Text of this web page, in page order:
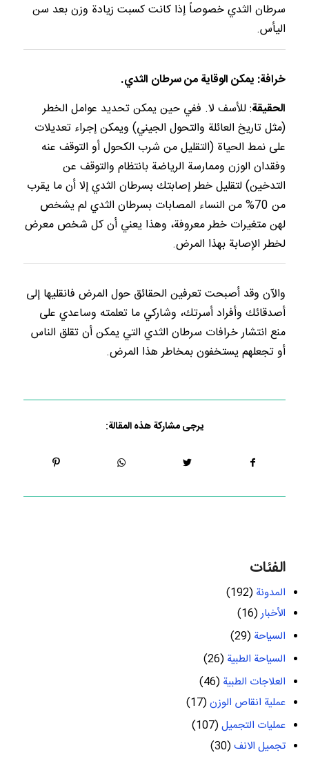
سرطان الثدي خصوصاً إذا كانت كسبت زيادة وزن بعد سن
اليأس.
خرافة: يمكن الوقاية من سرطان الثدي.
الحقيقة: للأسف لا. ففي حين يمكن تحديد عوامل الخطر
(مثل تاريخ العائلة والتحول الجيني) ويمكن إجراء تعديلات
على نمط الحياة (التقليل من شرب الكحول أو التوقف عنه
وفقدان الوزن وممارسة الرياضة بانتظام والتوقف عن
التدخين) لتقليل خطر إصابتك بسرطان الثدي إلا أن ما يقرب
من 70% من النساء المصابات بسرطان الثدي لم يشخص
لهن متغيرات خطر معروفة، وهذا يعني أن كل شخص معرض
لخطر الإصابة بهذا المرض.
والآن وقد أصبحت تعرفين الحقائق حول المرض فانقليها إلى
أصدقائك وأفراد أسرتك، وشاركي ما تعلمته وساعدي على
منع انتشار خرافات سرطان الثدي التي يمكن أن تقلق الناس
أو تجعلهم يستخفون بمخاطر هذا المرض.
يرجى مشاركة هذه المقالة:
الفئات
المدونة (192)
الأخبار(16)
السياحة (29)
السياحة الطبية (26)
العلاجات الطبية (46)
عملية انقاص الوزن(17)
عمليات التجميل(107)
تجميل الانف(30)